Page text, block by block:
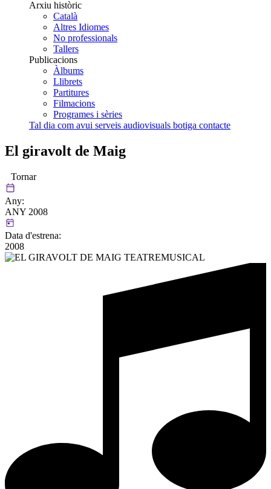
Arxiu històric
Català
Altres Idiomes
No professionals
Tallers
Publicacions
Àlbums
Llibrets
Partitures
Filmacions
Programes i sèries
Tal dia com avui serveis audiovisuals botiga contacte
El giravolt de Maig
Tornar
Any:
ANY 2008
Data d'estrena:
2008